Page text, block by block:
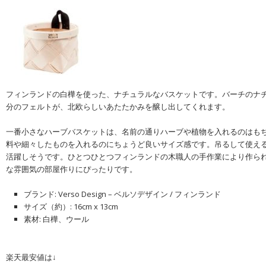
フィンランドの白樺を使った、ナチュラルなバスケットです。バーチのナ
分のフェルトが、北欧らしいあたたかみを醸し出してくれます。
一番小さなハーブバスケットは、名前の通りハーブや植物を入れるのはも
料や細々したものを入れるのにちょうど良いサイズ感です。吊るして使え
活躍しそうです。ひとつひとつフィンランドの木職人の手作業により作ら
な雰囲気の部屋作りにぴったりです。
ブランド: Verso Design – ベルソデザイン / フィンランド
サイズ（約）: 16cm x 13cm
素材: 白樺、ウール
楽天最安値は↓